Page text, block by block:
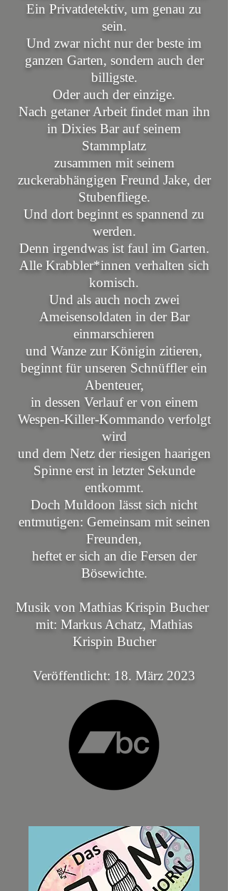
Ein Privatdetektiv, um genau zu
sein.
Und zwar nicht nur der beste im
ganzen Garten, sondern auch der
billigste.
Oder auch der einzige.
Nach getaner Arbeit findet man ihn
in Dixies Bar auf seinem
Stammplatz
zusammen mit seinem
zuckerabhängigen Freund Jake, der
Stubenfliege.
Und dort beginnt es spannend zu
werden.
Denn irgendwas ist faul im Garten.
Alle Krabbler*innen verhalten sich
komisch.
Und als auch noch zwei
Ameisensoldaten in der Bar
einmarschieren
und Wanze zur Königin zitieren,
beginnt für unseren Schnüffler ein
Abenteuer,
in dessen Verlauf er von einem
Wespen-Killer-Kommando verfolgt
wird
und dem Netz der riesigen haarigen
Spinne erst in letzter Sekunde
entkommt.
Doch Muldoon lässt sich nicht
entmutigen: Gemeinsam mit seinen
Freunden,
heftet er sich an die Fersen der
Bösewichte.
Musik von Mathias Krispin Bucher
mit: Markus Achatz, Mathias
Krispin Bucher
Veröffentlicht: 18. März 2023